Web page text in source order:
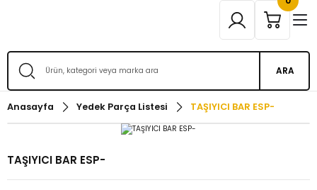
ARA
Anasayfa Yedek Parça Listesi TAŞIYICI BAR ESP-
TAŞIYICI BAR ESP-